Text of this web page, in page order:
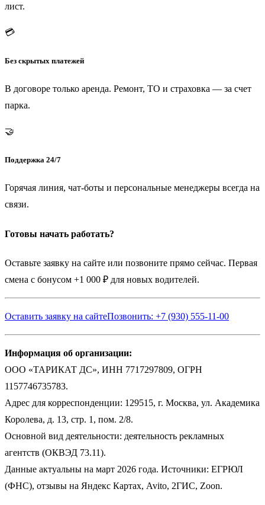
лист.
💳
Без скрытых платежей
В договоре только аренда. Ремонт, ТО и страховка — за счет
парка.
🤝
Поддержка 24/7
Горячая линия, чат-боты и персональные менеджеры всегда на
связи.
Готовы начать работать?
Оставьте заявку на сайте или позвоните прямо сейчас. Первая
смена с бонусом +1 000 ₽ для новых водителей.
Оставить заявку на сайтеПозвонить: +7 (930) 555-11-00
Информация об организации:
ООО «ТАРИКАТ ДС», ИНН 7717297809, ОГРН
1157746735783.
Адрес для корреспонденции: 129515, г. Москва, ул. Академика
Королева, д. 13, стр. 1, пом. 2/8.
Основной вид деятельности: деятельность рекламных
агентств (ОКВЭД 73.11).
Данные актуальны на март 2026 года. Источники: ЕГРЮЛ
(ФНС), отзывы на Яндекс Картах, Avito, 2ГИС, Zoon.